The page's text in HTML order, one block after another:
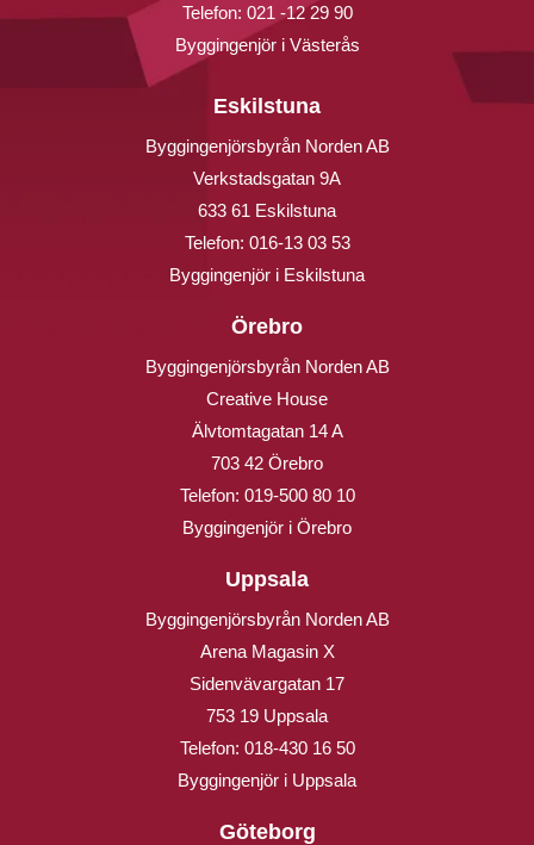
Telefon: 021 -12 29 90
Byggingenjör i Västerås
Eskilstuna
Byggingenjörsbyrån Norden AB
Verkstadsgatan 9A
633 61 Eskilstuna
Telefon: 016-13 03 53
Byggingenjör i Eskilstuna
Örebro
Byggingenjörsbyrån Norden AB
Creative House
Älvtomtagatan 14 A
703 42 Örebro
Telefon: 019-500 80 10
Byggingenjör i Örebro
Uppsala
Byggingenjörsbyrån Norden AB
Arena Magasin X
Sidenvävargatan 17
753 19 Uppsala
Telefon: 018-430 16 50
Byggingenjör i Uppsala
Göteborg